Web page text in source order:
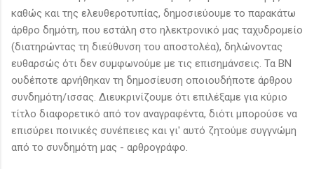
καθώς και της ελευθεροτυπίας, δημοσιεύουμε το παρακάτω
άρθρο δημότη, που εστάλη στο ηλεκτρονικό μας ταχυδρομείο
(διατηρώντας τη διεύθυνση του αποστολέα), δηλώνοντας
ευθαρσώς ότι δεν συμφωνούμε με τις επισημάνσεις. Τα ΒΝ
ουδέποτε αρνήθηκαν τη δημοσίευση οποιουδήποτε άρθρου
συνδημότη/ισσας. Διευκρινίζουμε ότι επιλέξαμε για κύριο
τίτλο διαφορετικό από τον αναγραφέντα, διότι μπορούσε να
επισύρει ποινικές συνέπειες και γι' αυτό ζητούμε συγγνώμη
από το συνδημότη μας - αρθρογράφο.